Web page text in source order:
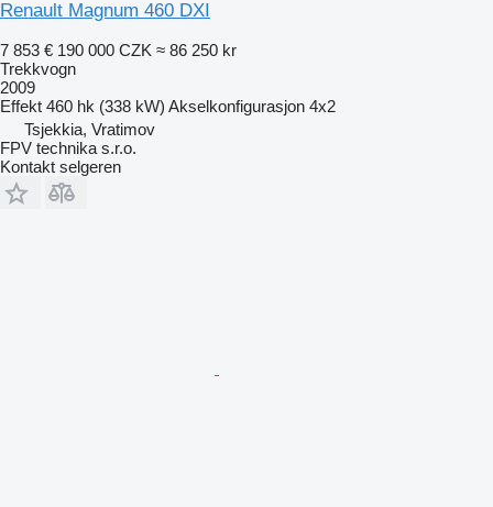
Renault Magnum 460 DXI
7 853 € 190 000 CZK ≈ 86 250 kr
Trekkvogn
2009
Effekt 460 hk (338 kW) Akselkonfigurasjon 4x2
Tsjekkia, Vratimov
FPV technika s.r.o.
Kontakt selgeren